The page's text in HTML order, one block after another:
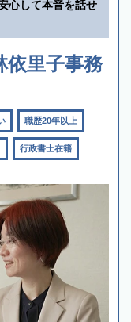
心して本音を話せ
依里子事務
職歴20年以上
行政書士在籍